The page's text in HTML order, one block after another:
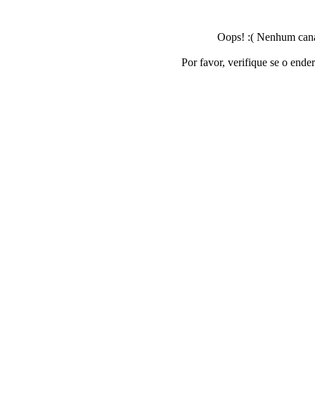
Oops! :( Nenhum
Por favor, verifique se o